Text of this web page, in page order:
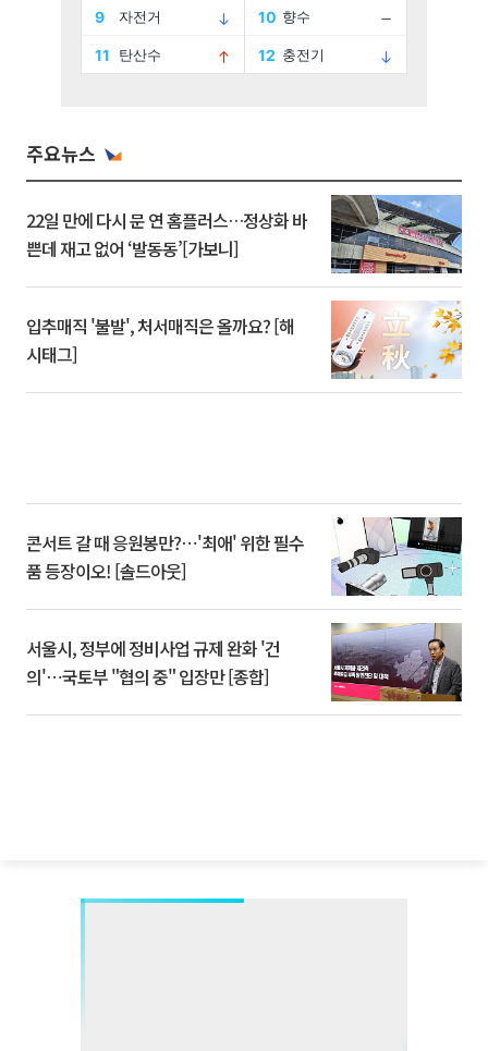
주요뉴스
22일 만에 다시 문 연 홈플러스…정상화 바
쁜데 재고 없어 ‘발동동’[가보니]
입추매직 '불발', 처서매직은 올까요? [해
시태그]
콘서트 갈 때 응원봉만?⋯'최애' 위한 필수
품 등장이오! [솔드아웃]
서울시, 정부에 정비사업 규제 완화 '건
의'⋯국토부 "협의 중" 입장만 [종합]